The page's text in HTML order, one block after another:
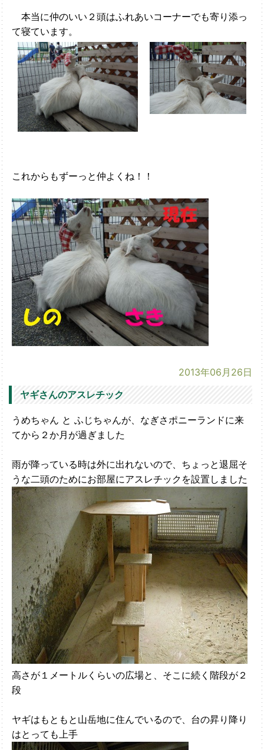
本当に仲のいい２頭はふれあいコーナーでも寄り添っ
て寝ています。
これからもずーっと仲よくね！！
2013年06月26日
ヤギさんのアスレチック
うめちゃん と ふじちゃんが、なぎさポニーランドに来
てから２か月が過ぎました
雨が降っている時は外に出れないので、ちょっと退屈そ
うな二頭のためにお部屋にアスレチックを設置しました
高さが１メートルくらいの広場と、そこに続く階段が２
段
ヤギはもともと山岳地に住んでいるので、台の昇り降り
はとっても上手